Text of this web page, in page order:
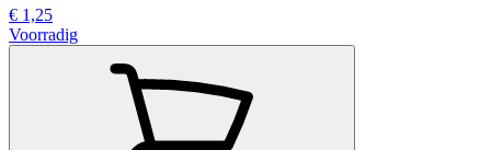
€ 1,25
Voorradig